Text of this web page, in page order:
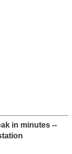
in minutes --